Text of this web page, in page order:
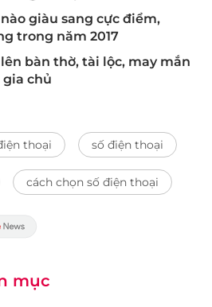
giàu sang cực điểm,
trong năm 2017
bàn thờ, tài lộc, may mắn
gia chủ
thoại số điện thoại
cách chọn số điện thoại
mục